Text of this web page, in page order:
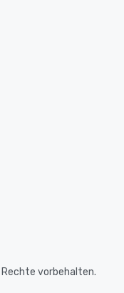
vorbehalten.